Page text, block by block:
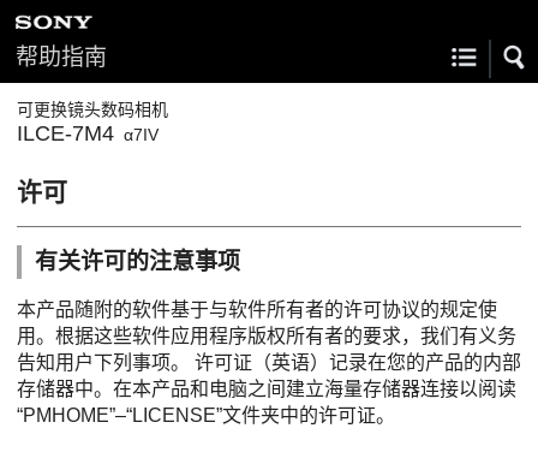
帮助指南
可更换镜头数码相机
ILCE-7M4 α7IV
许可
有关许可的注意事项
本产品随附的软件基于与软件所有者的许可协议的规定使
用。根据这些软件应用程序版权所有者的要求，我们有义务
告知用户下列事项。 许可证（英语）记录在您的产品的内部
存储器中。在本产品和电脑之间建立海量存储器连接以阅读
“PMHOME”–“LICENSE”文件夹中的许可证。